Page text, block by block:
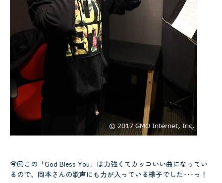
今回この「God Bless You」は力強くてカッコいい曲になってい
るので、岡本さんの歌声にも力が入っている様子でした･･･っ！